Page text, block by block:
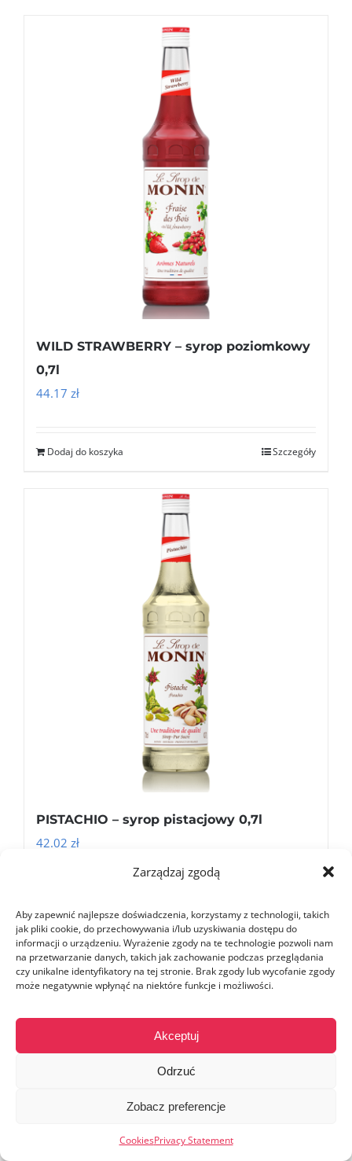
Zarządzaj zgodą
Aby zapewnić najlepsze doświadczenia, korzystamy z technologii, takich
jak pliki cookie, do przechowywania i/lub uzyskiwania dostępu do
informacji o urządzeniu. Wyrażenie zgody na te technologie pozwoli nam
na przetwarzanie danych, takich jak zachowanie podczas przeglądania
czy unikalne identyfikatory na tej stronie. Brak zgody lub wycofanie zgody
może negatywnie wpłynąć na niektóre funkcje i możliwości.
Akceptuj
Odrzuć
Zobacz preferencje
CookiesPrivacy Statement
WILD STRAWBERRY – syrop poziomkowy
0,7l
44.17 zł
Dodaj do koszyka Szczegóły
PISTACHIO – syrop pistacjowy 0,7l
42.02 zł